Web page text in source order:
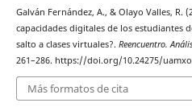
Galván Fernández, A., & Olayo Valles, R.
capacidades digitales de los estudiantes
salto a clases virtuales?. Reencuentro.
261–286. https://doi.org/10.24275/
Más formatos de cita